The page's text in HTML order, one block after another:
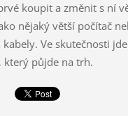
koupit a změnit s ní
nějaký větší počítač
Ve skutečnosti
který půjde na trh.